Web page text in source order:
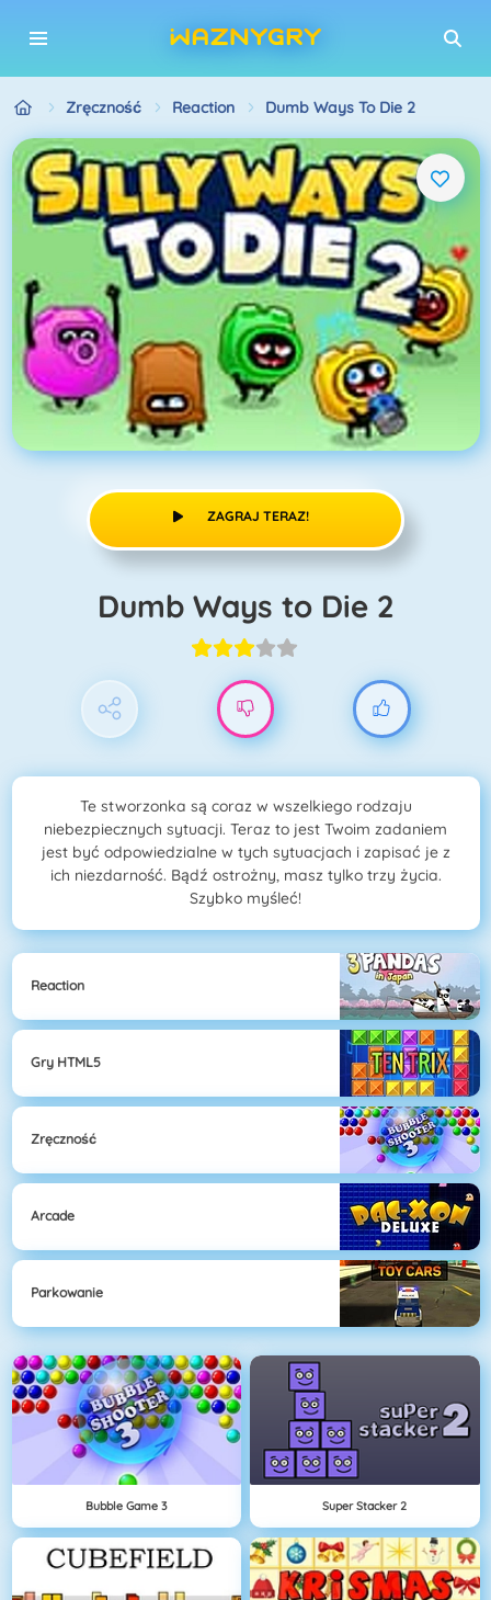
Zręczność Reaction Dumb Ways To Die 2
ZAGRAJ TERAZ!
Dumb Ways to Die 2
Te stworzonka są coraz w wszelkiego rodzaju
niebezpiecznych sytuacji. Teraz to jest Twoim zadaniem
jest być odpowiedzialne w tych sytuacjach i zapisać je z
ich niezdarność. Bądź ostrożny, masz tylko trzy życia.
Szybko myśleć!
Reaction
Gry HTML5
Zręczność
Arcade
Parkowanie
Bubble Game 3 Super Stacker 2